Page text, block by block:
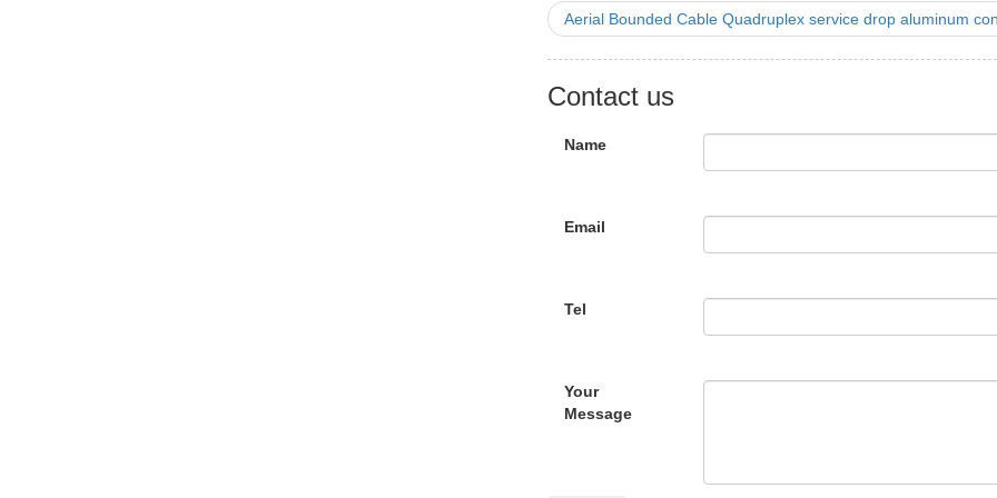
Aerial Bounded Cable Quadruplex service drop aluminum
Contact us
Name
Email
Tel
Your
Message